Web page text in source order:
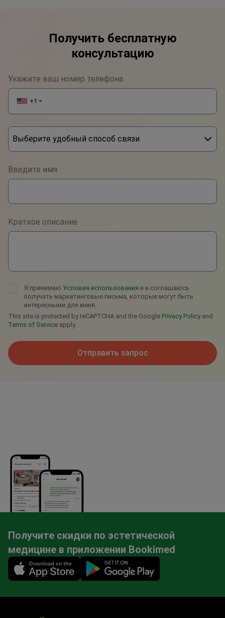
Получить бесплатную
консультацию
Укажите ваш номер телефона
+1 ▼
Выберите удобный способ связи
WhatsApp
Viber
Telegram
Введите имя
Краткое описание
Я принимаю Условия использования и и соглашаюсь
получать маркетинговые письма, которые могут быть
интересными для меня.
This site is protected by reCAPTCHA and the Google Privacy Policyand
Terms of Service apply.
Отправить запрос
Получите скидки по эстетической
медицине в приложении Bookimed
Mobile app illustration